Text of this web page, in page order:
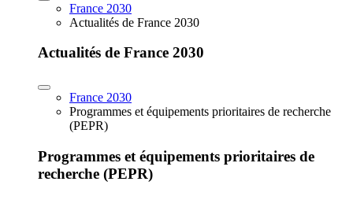
France 2030
Actualités de France 2030
Actualités de France 2030
France 2030
Programmes et équipements prioritaires de recherche
(PEPR)
Programmes et équipements prioritaires de
recherche (PEPR)